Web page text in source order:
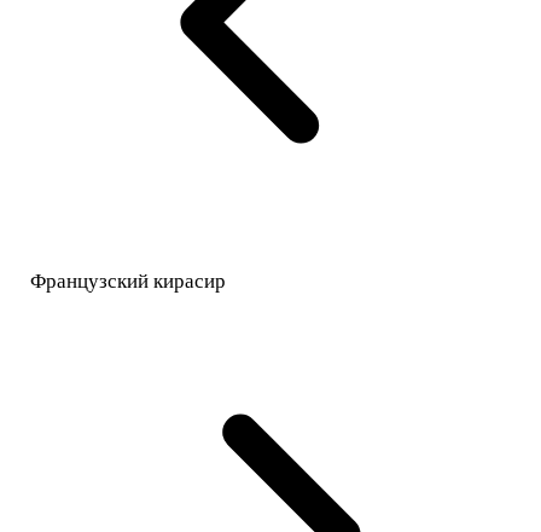
Французский кирасир